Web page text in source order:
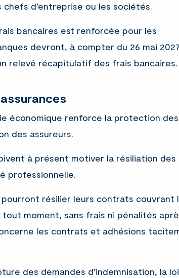
d’entreprise ou les sociétés.
bancaires est renforcée pour les
devront, à compter du 26 mai
relevé récapitulatif des frais bancaires.
économique renforce la protection des
des assureurs.
à présent motiver la résiliation des
professionnelle.
résilier leurs contrats couvrant
moment, sans frais ni pénalités
les contrats et adhésions
des demandes d’indemnisation, la